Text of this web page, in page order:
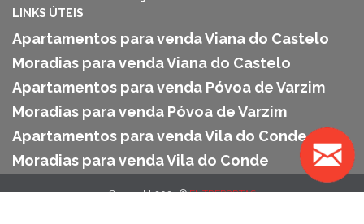
LINKS ÚTEIS
Apartamentos para venda Viana do Castelo
Moradias para venda Viana do Castelo
Apartamentos para venda Póvoa de Varzim
Moradias para venda Póvoa de Varzim
Apartamentos para venda Vila do Conde
Moradias para venda Vila do Conde
Copyright 2025 ©ENTREPORTAS